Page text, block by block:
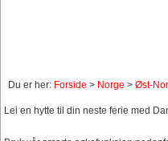
Du er her: Forside > Norge > Øst-
Lei en hytte til din neste ferie med